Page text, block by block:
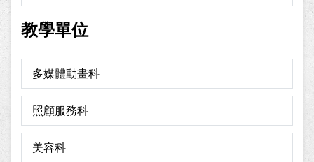
教學單位
多媒體動畫科
照顧服務科
美容科